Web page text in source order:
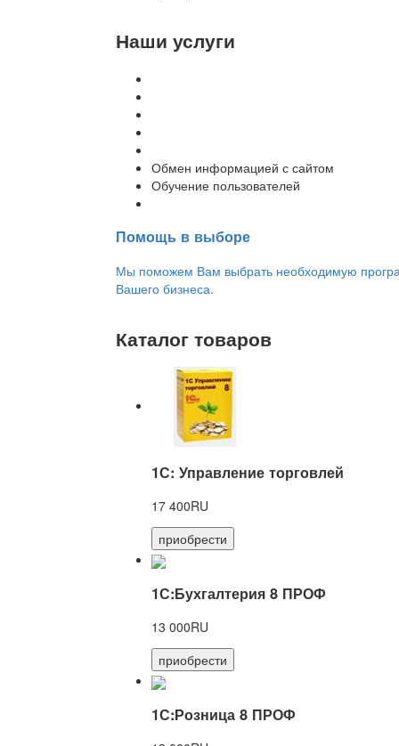
Наши услуги
Обмен информацией с сайтом
Обучение пользователей
Помощь в выборе
Мы поможем Вам выбрать необходимую
Вашего бизнеса.
Каталог товаров
1С: Управление торговлей
17 400RU
приобрести
1С:Бухгалтерия 8 ПРОФ
13 000RU
приобрести
1С:Розница 8 ПРОФ